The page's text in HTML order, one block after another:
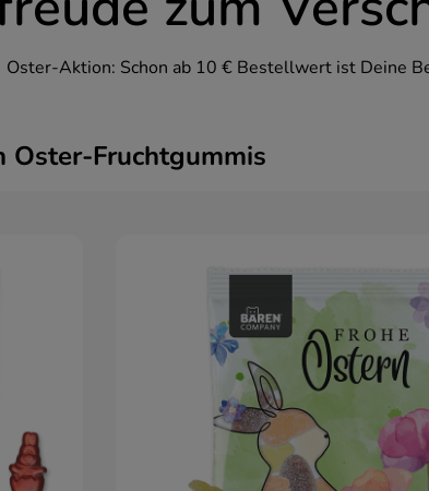
Oster-Aktion: Schon ab 10 € Bestellwert ist Deine
Oster-Fruchtgummis